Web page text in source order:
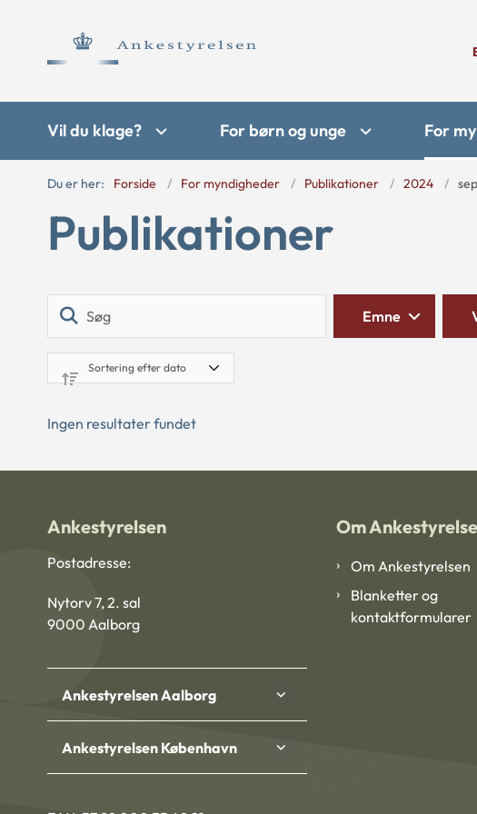
Vil du klage? For børn og unge For
Du er her: Forside For myndigheder Publikationer 2024 sep
Publikationer
Emne
Ingen resultater fundet
Ankestyrelsen
Postadresse:
Nytorv 7, 2. sal
9000 Aalborg
Ankestyrelsen Aalborg
Ankestyrelsen København
Om
Om Ankestyrelsen
Blanketter og
kontaktformularer